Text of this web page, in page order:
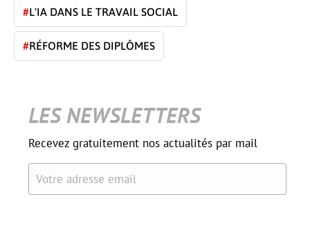
#L'IA DANS LE TRAVAIL SOCIAL
#RÉFORME DES DIPLÔMES
LES NEWSLETTERS
Recevez gratuitement nos actualités par mail
Votre adresse email